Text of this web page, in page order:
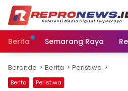
Langsung
konten
Berita
Semarang Raya
Beranda Berita Peristiwa
Berita Peristiwa